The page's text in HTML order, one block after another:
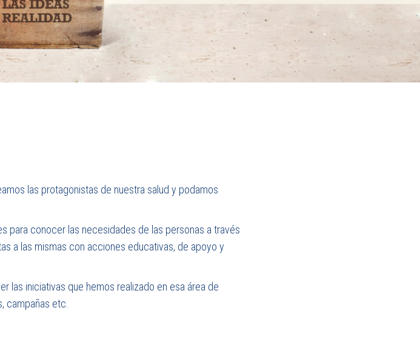
las protagonistas de nuestra salud y podamos
para conocer las necesidades de las personas a través
a las mismas con acciones educativas, de apoyo y
las iniciativas que hemos realizado en esa área de
campañas etc.